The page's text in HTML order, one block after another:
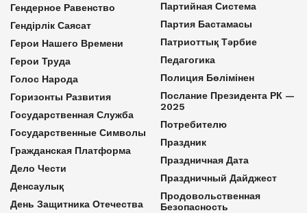
Гендерное Равенство
Гендірлік Саясат
Герои Нашего Времени
Герои Труда
Голос Народа
Горизонты Развития
Государственная Служба
Государственные Символы
Гражданская Платформа
Дело Чести
Денсаулық
День Защитника Отечества
Партийная Система
Партия Бастамасы
Патриоттық Тәрбие
Педагогика
Полиция Бөлімінен
Послание Президента РК —
2025
Потребителю
Праздник
Праздничная Дата
Праздничный Дайджест
Продовольственная
Безопасность